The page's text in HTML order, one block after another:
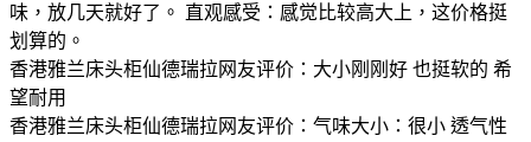
味，放几天就好了。 直观感受：感觉比较高大上，这价格挺
划算的。
香港雅兰床头柜仙德瑞拉网友评价：大小刚刚好 也挺软的 希
望耐用
香港雅兰床头柜仙德瑞拉网友评价：气味大小：很小 透气性